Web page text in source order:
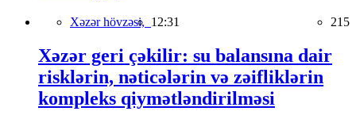
Xəzər hövzəsi, 12:31 215
Xəzər geri çəkilir: su balansına dair
risklərin, nəticələrin və zəifliklərin
kompleks qiymətləndirilməsi